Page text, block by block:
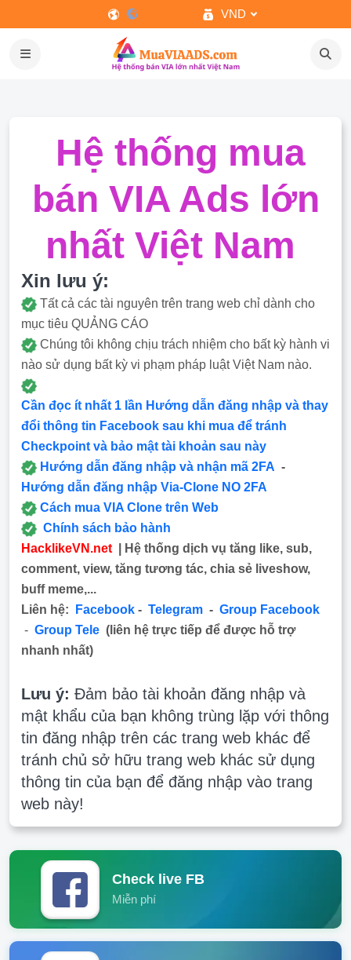
VND
Hệ thống mua
bán VIA Ads lớn
nhất Việt Nam
Xin lưu ý:
Tất cả các tài nguyên trên trang web chỉ dành cho
mục tiêu QUẢNG CÁO
Chúng tôi không chịu trách nhiệm cho bất kỳ hành vi
nào sử dụng bất kỳ vi phạm pháp luật Việt Nam nào.
Cần đọc ít nhất 1 lần Hướng dẫn đăng nhập và thay
đổi thông tin Facebook sau khi mua để tránh
Checkpoint và bảo mật tài khoản sau này
Hướng dẫn đăng nhập và nhận mã 2FA -
Hướng dẫn đăng nhập Via-Clone NO 2FA
Cách mua VIA Clone trên Web
Chính sách bảo hành
HacklikeVN.net | Hệ thống dịch vụ tăng like, sub,
comment, view, tăng tương tác, chia sẻ liveshow,
buff meme,...
Liên hệ:
Facebook - Telegram - Group Facebook
- Group Tele (liên hệ trực tiếp để được hỗ trợ
nhanh nhất)
Lưu ý: Đảm bảo tài khoản đăng nhập và
mật khẩu của bạn không trùng lặp với thông
tin đăng nhập trên các trang web khác để
tránh chủ sở hữu trang web khác sử dụng
thông tin của bạn để đăng nhập vào trang
web này!
Check live FB
Miễn phí